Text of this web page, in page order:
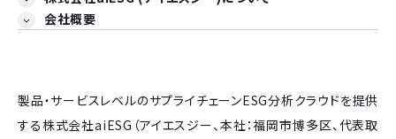
会社概要
製品・サービスレベルのサプライチェーンESG分析クラウドを提供
する株式会社aiESG（アイエスジー、本社：福岡市博多区、代表取